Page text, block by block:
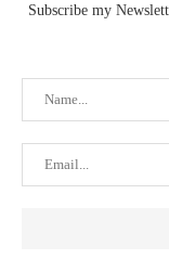
Subscribe my